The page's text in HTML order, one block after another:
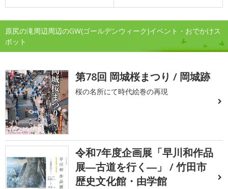
原尻の滝周辺周辺のGW(ゴールデンウィーク)イベント・おでかけス
ポット
第78回 岡城桜まつり / 岡城跡
桜の名所にて時代絵巻の再現
令和7年度企画展「早川和作品
展―古道を行く―」 / 竹田市
歴史文化館・由学館